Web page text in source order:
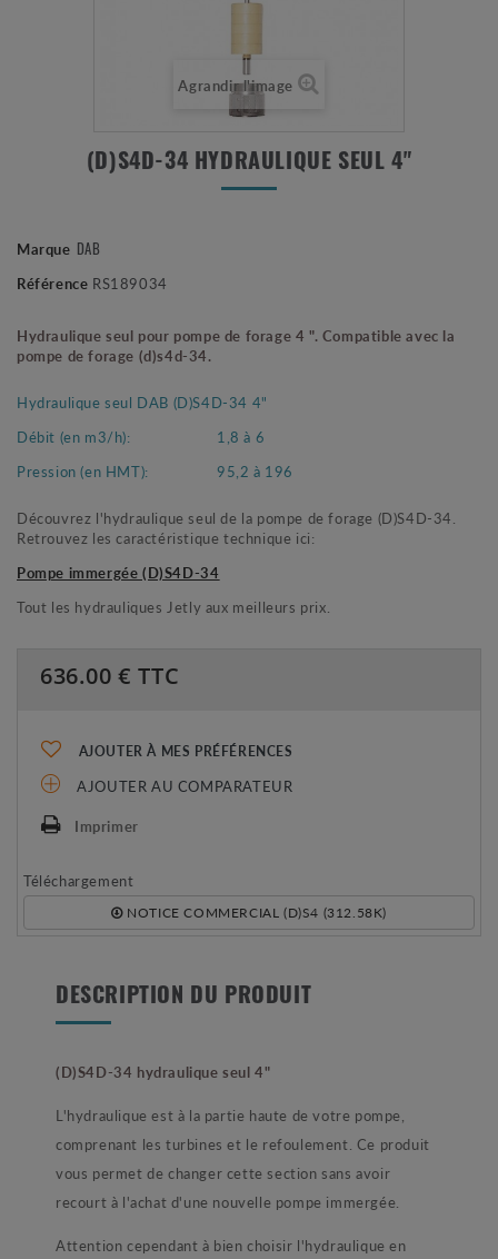
Agrandir l'image
(D)S4D-34 HYDRAULIQUE SEUL 4"
Marque DAB
Référence RS189034
Hydraulique seul pour pompe de forage 4 ". Compatible avec la
pompe de forage (d)s4d-34.
Hydraulique seul DAB (D)S4D-34 4"
Débit (en m3/h):
1,8 à 6
Pression (en HMT):
95,2 à 196
Découvrez l'hydraulique seul de la pompe de forage (D)S4D-34.
Retrouvez les caractéristique technique ici:
Pompe immergée (D)S4D-34
Tout les hydrauliques Jetly aux meilleurs prix.
636.00 € TTC
AJOUTER À MES PRÉFÉRENCES
AJOUTER AU COMPARATEUR
Imprimer
Téléchargement
NOTICE COMMERCIAL (D)S4 (312.58K)
DESCRIPTION DU PRODUIT
(D)S4D-34 hydraulique seul 4"
L'hydraulique est à la partie haute de votre pompe,
comprenant les turbines et le refoulement. Ce produit
vous permet de changer cette section sans avoir
recourt à l'achat d'une nouvelle pompe immergée.
Attention cependant à bien choisir l'hydraulique en